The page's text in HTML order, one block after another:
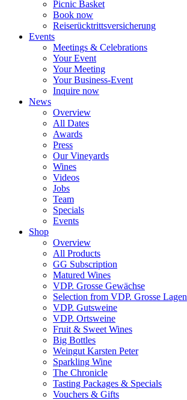
Picnic Basket
Book now
Reiserücktrittsversicherung
Events
Meetings & Celebrations
Your Event
Your Meeting
Your Business-Event
Inquire now
News
Overview
All Dates
Awards
Press
Our Vineyards
Wines
Videos
Jobs
Team
Specials
Events
Shop
Overview
All Products
GG Subscription
Matured Wines
VDP. Grosse Gewächse
Selection from VDP. Grosse Lagen
VDP. Gutsweine
VDP. Ortsweine
Fruit & Sweet Wines
Big Bottles
Weingut Karsten Peter
Sparkling Wine
The Chronicle
Tasting Packages & Specials
Vouchers & Gifts